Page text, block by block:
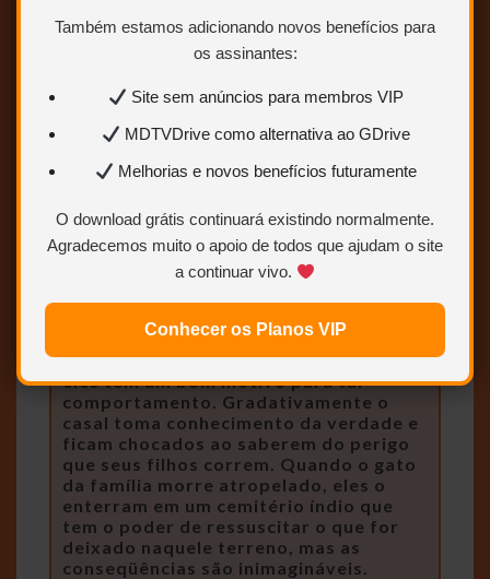
Também estamos adicionando novos benefícios para
os assinantes:
Site sem anúncios para membros VIP
MDTVDrive como alternativa ao GDrive
Melhorias e novos benefícios futuramente
O download grátis continuará existindo normalmente.
Agradecemos muito o apoio de todos que ajudam o site
a continuar vivo.
Conhecer os Planos VIP
Recentemente os Creeds se mudaram
para uma nova casa nos arredores de
Chicago. A casa é perfeita, exceto por
duas coisas: os reboques, que vivem
fazendo barulho na estrada, e o
misterioso cemitério no bosque atrás
da casa. Os vizinhos dos Creeds estão
relutantes em falar sobre o cemitério e
eles tem um bom motivo para tal
comportamento. Gradativamente o
casal toma conhecimento da verdade e
ficam chocados ao saberem do perigo
que seus filhos correm. Quando o gato
da família morre atropelado, eles o
enterram em um cemitério índio que
tem o poder de ressuscitar o que for
deixado naquele terreno, mas as
conseqüências são inimagináveis.